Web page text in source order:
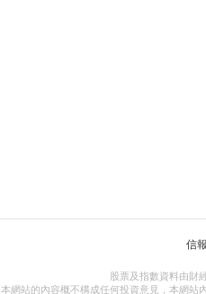
信
股票及指數資料由財
本網站的內容概不構成任何投資意見，本網站